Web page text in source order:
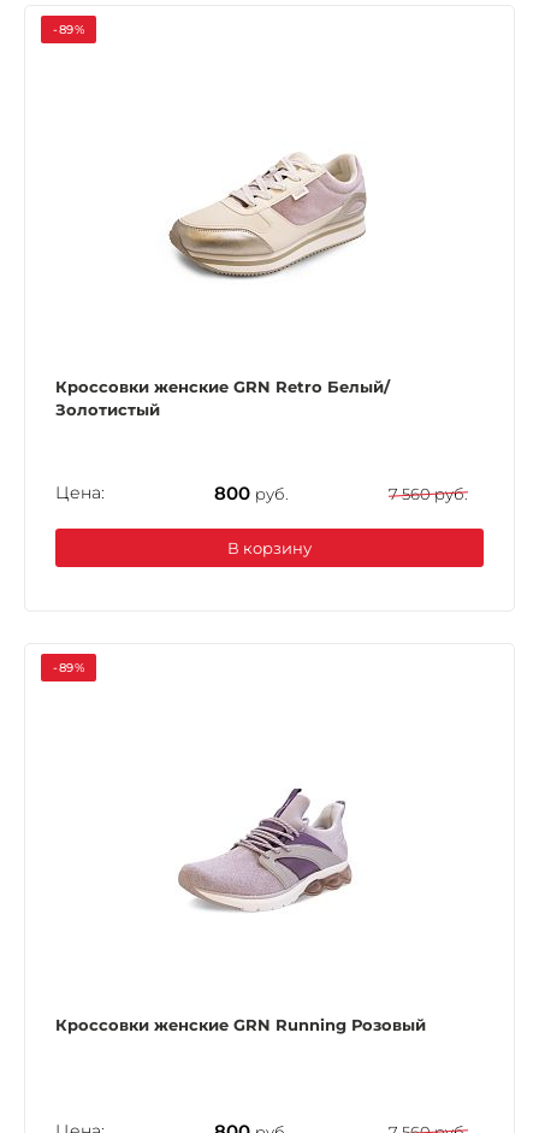
-89%
Кроссовки женские GRN Retro Белый/
Золотистый
Цена: 800 руб. 7 560 руб.
В корзину
-89%
Кроссовки женские GRN Running Розовый